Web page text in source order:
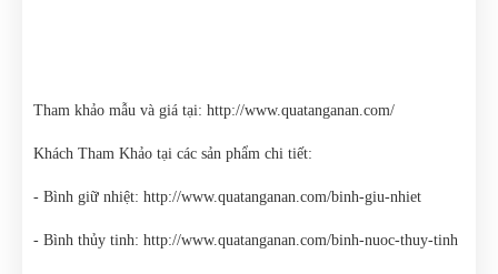
Tham khảo mẫu và giá tại: http://www.quatanganan.com/
Khách Tham Khảo tại các sản phẩm chi tiết:
- Bình giữ nhiệt: http://www.quatanganan.com/binh-giu-nhiet
- Bình thủy tinh: http://www.quatanganan.com/binh-nuoc-thuy-tinh